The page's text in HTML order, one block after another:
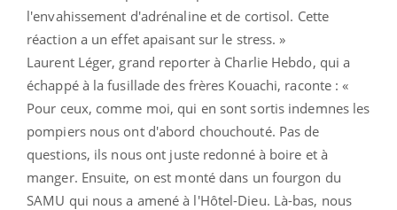
l'envahissement d'adrénaline et de cortisol. Cette
réaction a un effet apaisant sur le stress. »
Laurent Léger, grand reporter à Charlie Hebdo, qui a
échappé à la fusillade des frères Kouachi, raconte : «
Pour ceux, comme moi, qui en sont sortis indemnes les
pompiers nous ont d'abord chouchouté. Pas de
questions, ils nous ont juste redonné à boire et à
manger. Ensuite, on est monté dans un fourgon du
SAMU qui nous a amené à l'Hôtel-Dieu. Là-bas, nous